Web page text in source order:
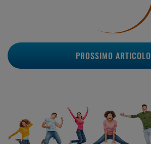
PROSSIMO ARTICOLO